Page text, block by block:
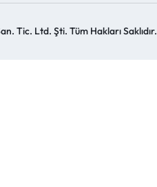
Tic. Ltd. Şti. Tüm Hakları Saklıdır.